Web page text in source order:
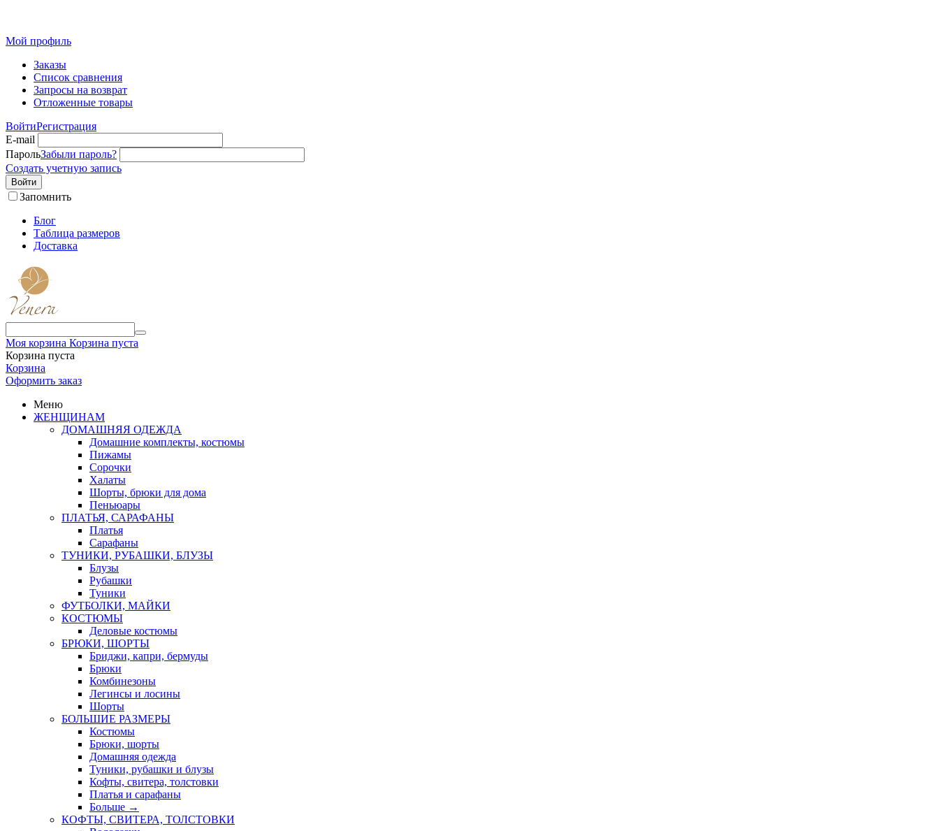
Мой профиль
Заказы
Список сравнения
Запросы на возврат
Отложенные товары
ВойтиРегистрация
E-mail
ПарольЗабыли пароль?
Создать учетную запись
Войти
Запомнить
Блог
Таблица размеров
Доставка
Моя корзина Корзина пуста
Корзина пуста
Корзина
Оформить заказ
Меню
ЖЕНЩИНАМ
ДОМАШНЯЯ ОДЕЖДА
Домашние комплекты, костюмы
Пижамы
Сорочки
Халаты
Шорты, брюки для дома
Пеньюары
ПЛАТЬЯ, САРАФАНЫ
Платья
Сарафаны
ТУНИКИ, РУБАШКИ, БЛУЗЫ
Блузы
Рубашки
Туники
ФУТБОЛКИ, МАЙКИ
КОСТЮМЫ
Деловые костюмы
БРЮКИ, ШОРТЫ
Бриджи, капри, бермуды
Брюки
Комбинезоны
Легинсы и лосины
Шорты
БОЛЬШИЕ РАЗМЕРЫ
Костюмы
Брюки, шорты
Домашняя одежда
Туники, рубашки и блузы
Кофты, свитера, толстовки
Платья и сарафаны
Больше →
КОФТЫ, СВИТЕРА, ТОЛСТОВКИ